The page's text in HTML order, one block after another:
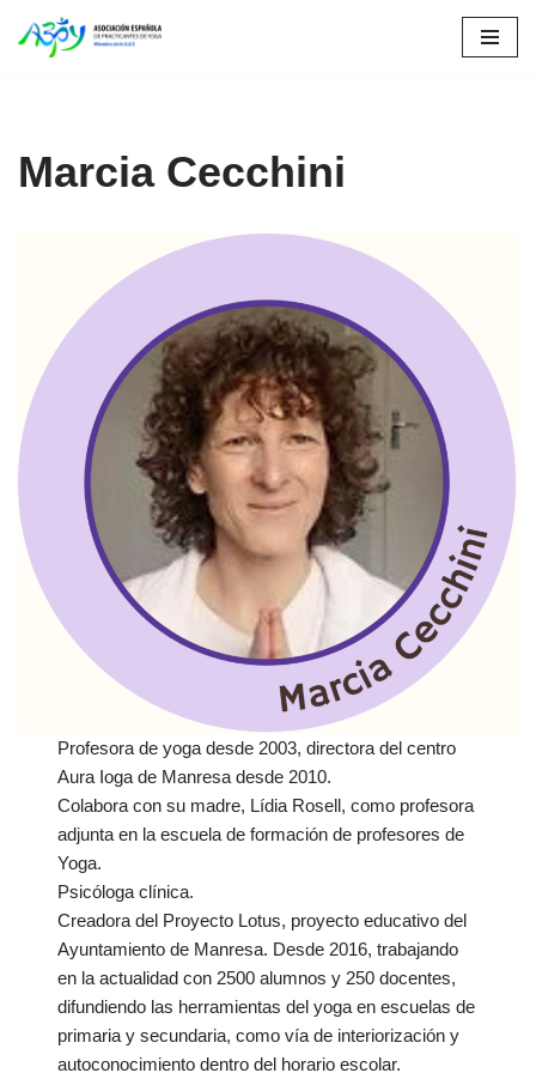
Saltar
Marcia Cecchini
Profesora de yoga desde 2003, directora del centro
Aura Ioga de Manresa desde 2010.
Colabora con su madre, Lídia Rosell, como profesora
adjunta en la escuela de formación de profesores de
Yoga.
Psicóloga clínica.
Creadora del Proyecto Lotus, proyecto educativo del
Ayuntamiento de Manresa. Desde 2016, trabajando
en la actualidad con 2500 alumnos y 250 docentes,
difundiendo las herramientas del yoga en escuelas de
primaria y secundaria, como vía de interiorización y
autoconocimiento dentro del horario escolar.